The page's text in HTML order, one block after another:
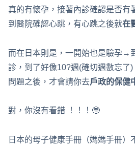
真的有懷孕，接著內診確認是否有
到醫院確認心跳，有心跳之後就在
而在日本則是，一開始也是驗孕→
診，到了好像10?週(確切週數忘了
問題之後，才會請你去戶政的保健
對，你沒有看錯 ！！！🤓
日本的母子健康手冊（媽媽手冊）